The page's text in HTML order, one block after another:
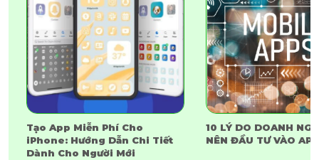
Tạo App Miễn Phí Cho
iPhone: Hướng Dẫn Chi Tiết
Dành Cho Người Mới
10 LÝ DO DOANH
NÊN ĐẦU TƯ VÀO